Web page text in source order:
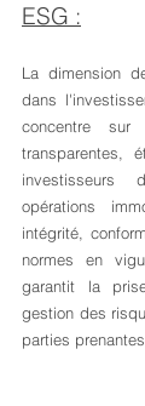
ESG :
La dimension
dans
concentre
transparentes,
investisseurs
opérations
intégrité,
normes en
garantit la
gestion des
parties prenantes.